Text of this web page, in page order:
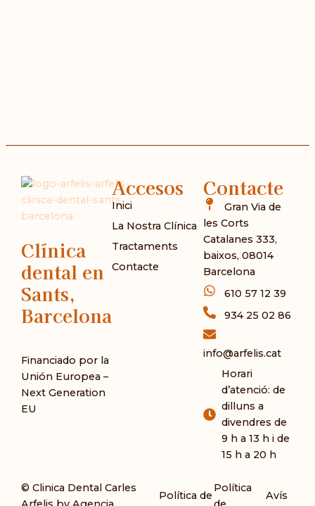
Clínica
dental en
Sants,
Barcelona
Financiado por la
Unión Europea –
Next Generation
EU
Accesos
Inici
La Nostra Clínica
Tractaments
Contacte
Contacte
Gran Via de
les Corts
Catalanes 333,
baixos, 08014
Barcelona
610 57 12 39
934 25 02 86
info@arfelis.cat
Horari
d’atenció: de
dilluns a
divendres de
9 h a 13 h i de
15 h a 20 h
© Clinica Dental Carles
Política de
Política
Avís